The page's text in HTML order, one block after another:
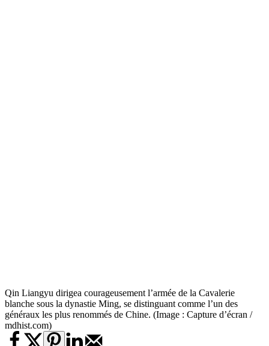
Qin Liangyu dirigea courageusement l’armée de la Cavalerie
blanche sous la dynastie Ming, se distinguant comme l’un des
généraux les plus renommés de Chine. (Image : Capture d’écran /
mdhist.com)